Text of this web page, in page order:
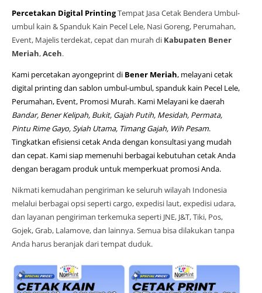
Percetakan Digital PrintingTempat Jasa Cetak Bendera Umbul-
umbul kain & Spanduk Kain Pecel Lele, Nasi Goreng, Perumahan,
Event, Majelis terdekat, cepat dan murah di Kabupaten Bener
Meriah,Aceh.
Kami percetakan ayongeprint di Bener Meriah, melayani cetak
digital printing dan sablon umbul-umbul, spanduk kain Pecel Lele,
Perumahan, Event, Promosi Murah. Kami Melayani ke daerah
Bandar, Bener Kelipah, Bukit, Gajah Putih, Mesidah, Permata,
Pintu Rime Gayo, Syiah Utama, Timang Gajah, Wih Pesam.
Tingkatkan efisiensi cetak Anda dengan konsultasi yang mudah
dan cepat. Kami siap memenuhi berbagai kebutuhan cetak Anda
dengan beragam produk untuk memperkuat promosi Anda.
Nikmati kemudahan pengiriman ke seluruh wilayah Indonesia
melalui berbagai opsi seperti cargo, expedisi laut, expedisi udara,
dan layanan pengiriman terkemuka seperti JNE, J&T, Tiki, Pos,
Gojek, Grab, Lalamove, dan lainnya. Semua bisa dilakukan tanpa
Anda harus beranjak dari tempat duduk.